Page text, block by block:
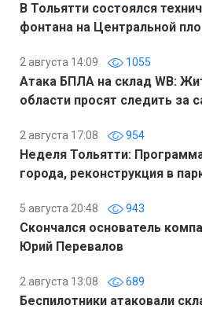
В Тольятти состоялся
фонтана на Центральной
2 августа 14:09 1055
Атака БПЛА на склад WB:
области просят следить за
2 августа 17:08 954
Неделя Тольятти:
города, реконструкция в
5 августа 20:48 943
Скончался основатель
Юрий Перевалов
2 августа 13:08 689
Беспилотники атаковали